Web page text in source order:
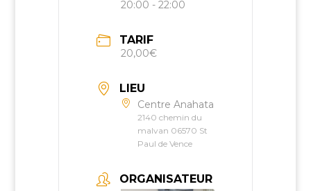
20:00 - 22:00
TARIF
20,00€
LIEU
Centre Anahata
2140 chemin du
malvan 06570 St
Paul de Vence
ORGANISATEUR